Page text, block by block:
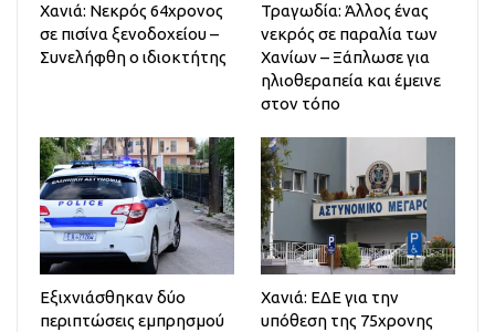
Χανιά: Νεκρός 64χρονος
σε πισίνα ξενοδοχείου –
Συνελήφθη ο ιδιοκτήτης
Τραγωδία: Άλλος ένας
νεκρός σε παραλία των
Χανίων – Ξάπλωσε για
ηλιοθεραπεία και έμεινε
στον τόπο
Εξιχνιάσθηκαν δύο
περιπτώσεις εμπρησμού
Χανιά: ΕΔΕ για την
υπόθεση της 75χρονης